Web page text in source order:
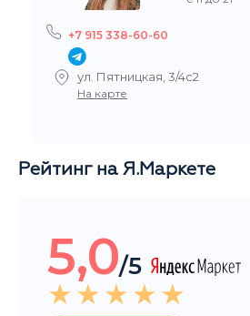
Рейтинг на Я.Маркете
5,0/5
Читать все отзывы
НАШИ ПОКУПАТЕЛИ
Добрый день, большое